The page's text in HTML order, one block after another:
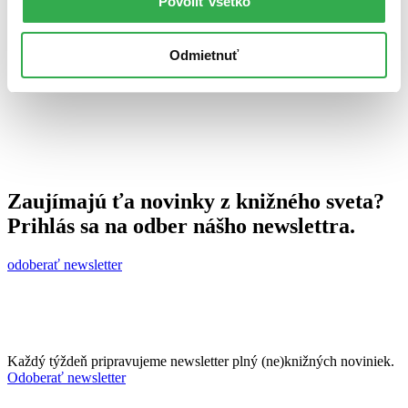
Odmietnuť
Zaujímajú ťa novinky z knižného sveta?
Prihlás sa na odber nášho newslettra.
odoberať newsletter
Každý týždeň pripravujeme newsletter plný (ne)knižných noviniek.
Odoberať newsletter